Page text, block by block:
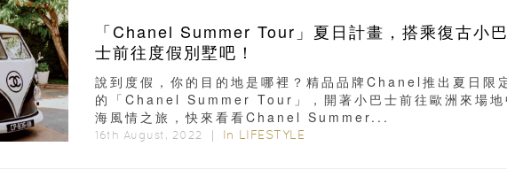
「Chanel Summer Tour」夏日計畫，搭乘復古小
士前往度假別墅吧！
說到度假，你的目的地是哪裡？精品品牌Chanel推出夏日限
的「Chanel Summer Tour」，開著小巴士前往歐洲來場
海風情之旅，快來看看Chanel Summer...
16th August, 2022 ｜ In LIFESTYLE